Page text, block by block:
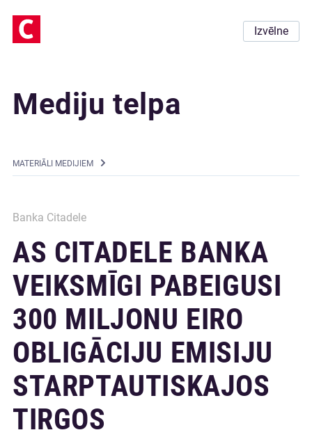
Izvēlne
Mediju telpa
MATERIĀLI MEDIJIEM
Banka Citadele
AS CITADELE BANKA
VEIKSMĪGI PABEIGUSI
300 MILJONU EIRO
OBLIGĀCIJU EMISIJU
STARPTAUTISKAJOS
TIRGOS